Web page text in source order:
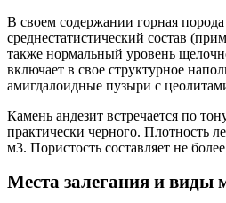
В своем содержании горная порода
среднестатистический состав
также нормальный уровень
включает в свое структурное
амигдалоидные пузыри с
Камень андезит встречается по
практически черного. Плотность
м3. Пористость составляет не
Места залегания и виды